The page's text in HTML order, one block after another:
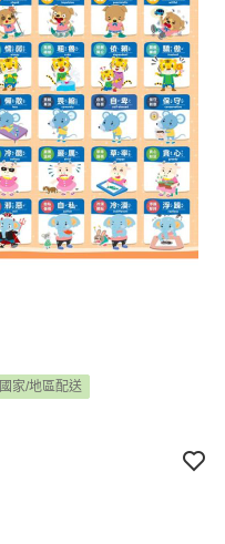
國家/地區配送